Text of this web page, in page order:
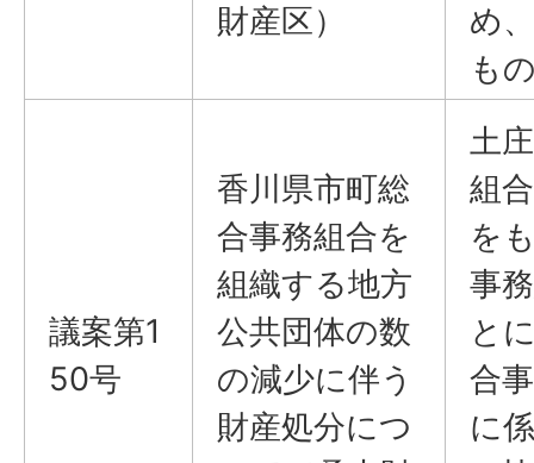
財産区）
め
も
議案第1
50号
香川県市町総
合事務組合を
組織する地方
公共団体の数
の減少に伴う
財産処分につ
土
組
を
事
と
合
に